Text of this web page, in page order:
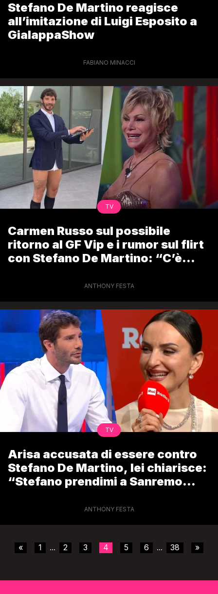
Stefano De Martino reagisce
all’imitazione di Luigi Esposito a
GialappaShow
FABIANO MINACCI
TV
Carmen Russo sul possibile
ritorno al GF Vip e i rumor sul flirt
con Stefano De Martino: “C’è
ANTHONY FESTA
TV
Arisa accusata di essere contro
Stefano De Martino, lei chiarisce:
“Stefano prendimi a Sanremo
ANTHONY FESTA
« 1 ... 2 3 4 5 6 ... 38 »